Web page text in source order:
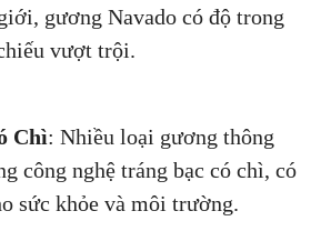
gương Navado có độ trong
vượt trội.
Chì: Nhiều loại gương thông
công nghệ tráng bạc có chì, có
sức khỏe và môi trường.